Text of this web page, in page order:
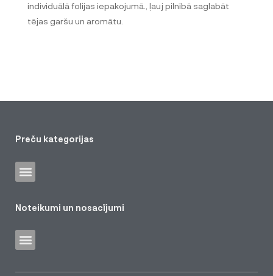
individuālā folijas iepakojumā., ļauj pilnībā saglabāt
tējas garšu un aromātu.
Preču kategorijas
Noteikumi un nosacījumi